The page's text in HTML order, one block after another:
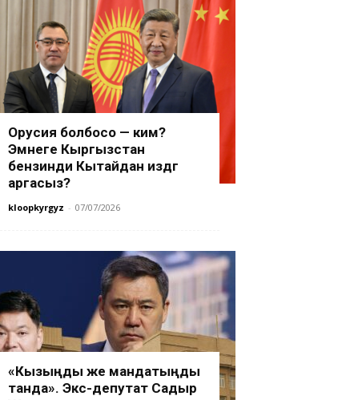
Орусия болбосо — ким?
Эмнеге Кыргызстан
бензинди Кытайдан издөөгө
аргасыз?
kloopkyrgyz - 07/07/2026
«Кызыңды же мандатыңды
танда». Экс-депутат Садыр